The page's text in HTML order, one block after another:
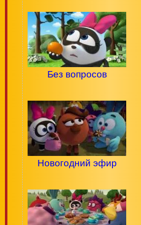
Без вопросов
Новогодний эфир